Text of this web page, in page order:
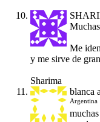
Me
y me sirve de
Sharima
blanca
Argentina